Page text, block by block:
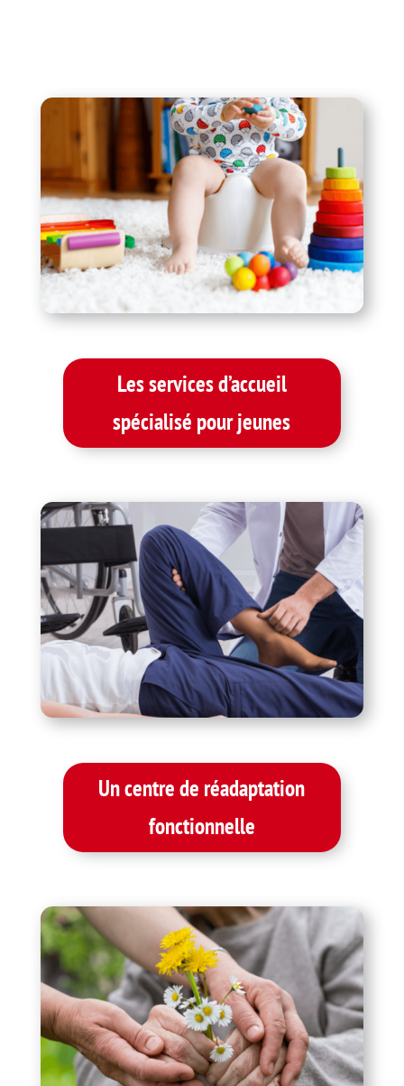
Les services d’accueil
spécialisé pour jeunes
Un centre de réadaptation
fonctionnelle